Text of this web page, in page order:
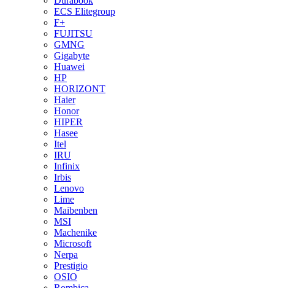
ECS Elitegroup
F+
FUJITSU
GMNG
Gigabyte
Huawei
HP
HORIZONT
Haier
Honor
HIPER
Hasee
Itel
IRU
Infinix
Irbis
Lenovo
Lime
Maibenben
MSI
Machenike
Microsoft
Nerpa
Prestigio
OSIO